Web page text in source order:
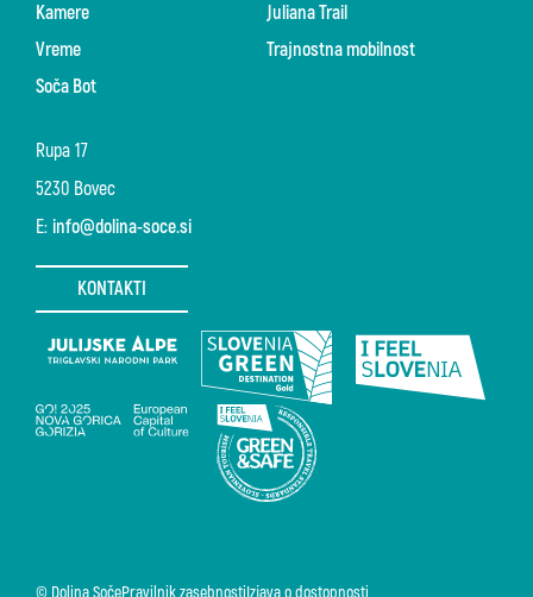
Rupa 17
5230 Bovec
E: info@dolina-soce.si
KONTAKTI
Kamere
Vreme
Soča Bot
Juliana Trail
Trajnostna mobilnost